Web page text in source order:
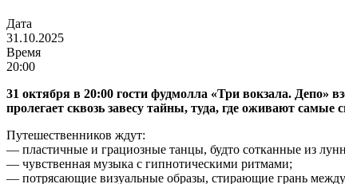
Дата
31.10.2025
Время
20:00
31 октября в 20:00 гости фудмолла «Три вокзала. Депо»
пролегает сквозь завесу тайны, туда, где оживают
Путешественников ждут:
— пластичные и грациозные танцы, будто сотканные из
— чувственная музыка с гипнотическими ритмами;
— потрясающие визуальные образы, стирающие грань